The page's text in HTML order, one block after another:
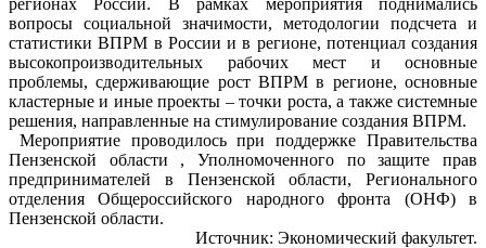
вопросы социальной значимости, методологии подсчета и
статистики ВПРМ в России и в регионе, потенциал создания
высокопроизводительных рабочих мест и основные
проблемы, сдерживающие рост ВПРМ в регионе, основные
кластерные и иные проекты – точки роста, а также системные
решения, направленные на стимулирование создания ВПРМ.
Мероприятие проводилось при поддержке Правительства
Пензенской области , Уполномоченного по защите прав
предпринимателей в Пензенской области, Регионального
отделения Общероссийского народного фронта (ОНФ) в
Пензенской области.
Источник: Экономический факультет.